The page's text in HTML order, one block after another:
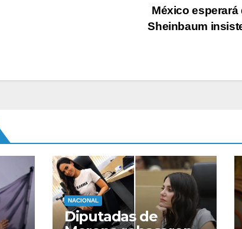
México
Sheinbaum
NACIONAL
Diputadas de